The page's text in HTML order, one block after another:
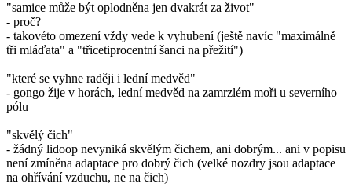
"samice může být oplodněna jen dvakrát za život"
- proč?
- takovéto omezení vždy vede k vyhubení (ještě navíc "maximálně
tři mláďata" a "třicetiprocentní šanci na přežití")
"které se vyhne raději i lední medvěd"
- gongo žije v horách, lední medvěd na zamrzlém moři u severního
pólu
"skvělý čich"
- žádný lidoop nevyniká skvělým čichem, ani dobrým... ani v popisu
není zmíněna adaptace pro dobrý čich (velké nozdry jsou adaptace
na ohřívání vzduchu, ne na čich)